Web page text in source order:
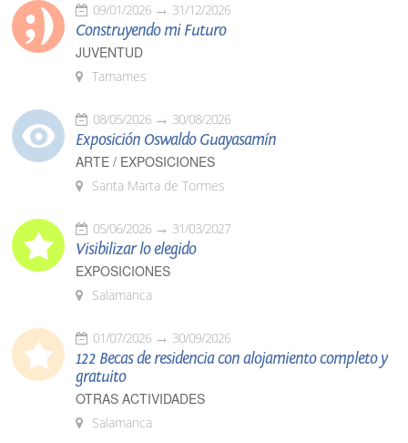
09/01/2026 31/12/2026
Construyendo mi Futuro
JUVENTUD
Tamames
08/05/2026 30/08/2026
Exposición Oswaldo Guayasamín
ARTE / EXPOSICIONES
Santa Marta de Tormes
05/06/2026 31/03/2027
Visibilizar lo elegido
EXPOSICIONES
Salamanca
01/07/2026 30/09/2026
122 Becas de residencia con alojamiento completo y
gratuito
OTRAS ACTIVIDADES
Salamanca